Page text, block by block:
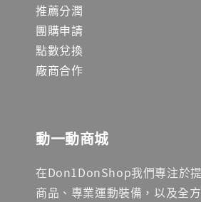
推薦分潤
團購申請
點數兌換
廠商合作
動一動商城
在Don1DonShop我們專注於
商品、專業運動裝備，以及全